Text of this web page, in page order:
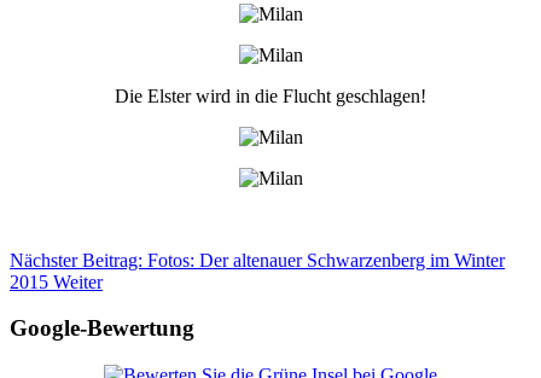
Die Elster wird in die Flucht geschlagen!
Nächster Beitrag: Fotos: Der altenauer Schwarzenberg im Winter
2015 Weiter
Google-Bewertung